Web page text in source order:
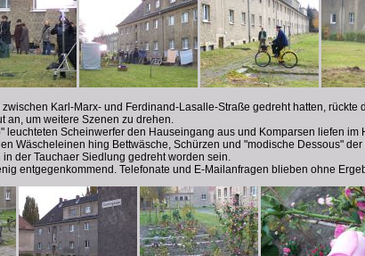
Karl-Marx- und Ferdinand-Lasalle-Straße gedreht hatten, rückte
um weitere Szenen zu drehen.
leuchteten Scheinwerfer den Hauseingang aus und Komparsen liefen
Wäscheleinen hing Bettwäsche, Schürzen und "modische Dessous" der
der Tauchaer Siedlung gedreht worden sein.
entgegenkommend. Telefonate und E-Mailanfragen blieben ohne